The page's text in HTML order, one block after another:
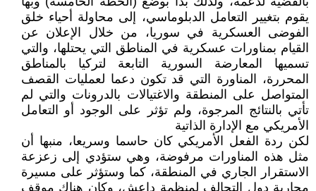
يقوم بتغيير التعامل الدبلوماسي، إلى محاولة أحياء خلق
الفوضى العسكرية في سوريا، من خلال الإعلان عن
القيام بمناورات عسكرية في المناطق التي يحتلها، والتي
تسميها المعارضة السورية التابعة لتركيا بالمناطق
المحررة، المناورة التي قد تكون دعما لعمليات القصف
المتواصل على المنطقة والاغتيالات بالدرونات والتي لم
تأتي بالنتائج المرجوة، ولم تؤثر على الوجود أو التعامل
الأمريكي مع الإدارة الذاتية
لكن ردة الفعل الأمريكي كان حاسما وسريعا، منبها أن
مثل هذه المناورات مرفوضة، وهي ستؤدي إلى زعزعة
الاستقرار الجاري في المنطقة، كما وستؤثر على مسيرة
محاربة دول التحالف لمنظمة داعش، وكان هناك موقف